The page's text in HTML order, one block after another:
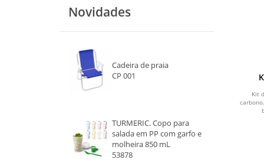
VERMELHO
BRANCO
CINZA CLARO
PRATA E PRETO
Novidades
Cadeira de praia
CP 001
TURMERIC. Copo para
salada em PP com garfo e
molheira 850 mL
53878
Kit